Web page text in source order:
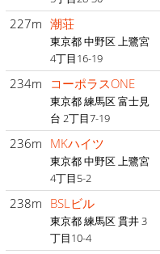
227m 潮荘
東京都 中野区 上鷺宮
4丁目16-19
234m コーポラスONE
東京都 練馬区 富士見
台 2丁目7-19
236m MKハイツ
東京都 中野区 上鷺宮
4丁目5-2
238m BSLビル
東京都 練馬区 貫井 3
丁目10-4